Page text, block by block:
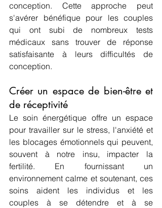
conception. Cette approche peut
s'avérer bénéfique pour les couples
qui ont subi de nombreux tests
médicaux sans trouver de réponse
satisfaisante à leurs difficultés de
conception.
Créer un espace de bien-être et
de réceptivité
Le soin énergétique offre un espace
pour travailler sur le stress, l'anxiété et
les blocages émotionnels qui peuvent,
souvent à notre insu, impacter la
fertilité. En fournissant un
environnement calme et soutenant, ces
soins aident les individus et les
couples à se détendre et à se